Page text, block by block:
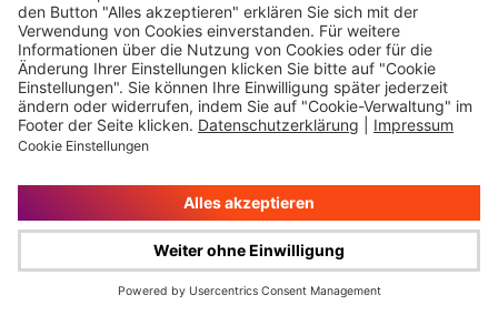
Bericht Mitwirkungspolitik nach § 134b AktG
2026 (.pdf)
2025
Bericht Offenlegungspflichten nach § 134c
AktG 2025 (.pdf)
Bericht Mitwirkungspolitik nach § 134b AktG